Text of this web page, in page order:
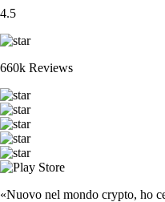
4.5
660k Reviews
«Nuovo nel mondo crypto, ho